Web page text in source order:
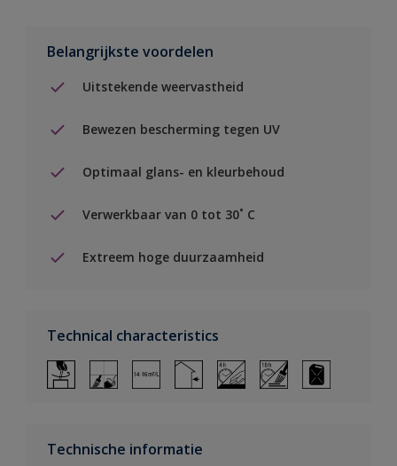
Belangrijkste voordelen
Uitstekende weervastheid
Bewezen bescherming tegen UV
Optimaal glans- en kleurbehoud
Verwerkbaar van 0 tot 30˚ C
Extreem hoge duurzaamheid
Technical characteristics
Technische informatie